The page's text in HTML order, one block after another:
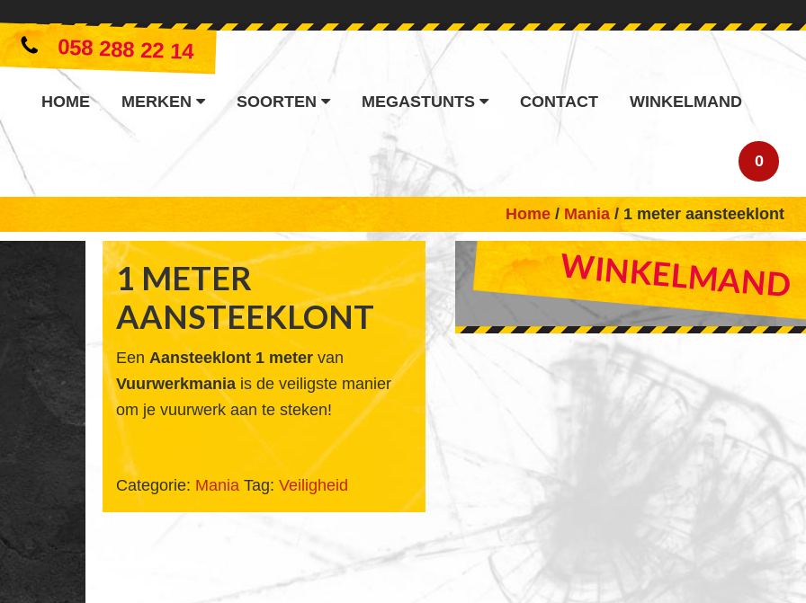
058 288 22 14
HOME MERKEN SOORTEN MEGASTUNTS CONTACT WINKELMAND
0
Home / Mania/ 1 meter aansteeklont
1 METER
AANSTEEKLONT
Een Aansteeklont 1 metervan
Vuurwerkmaniais de veiligste manier
om je vuurwerk aan te steken!
Categorie: Mania Tag: Veiligheid
PRIMARY
SIDEBAR WINKELMAND